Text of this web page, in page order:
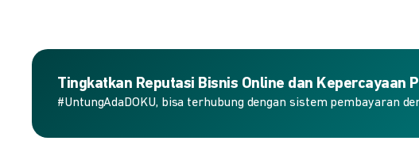
Tingkatkan Reputasi Bisnis Online dan Kepercayaan
#UntungAdaDOKU, bisa terhubung dengan sistem pembayaran